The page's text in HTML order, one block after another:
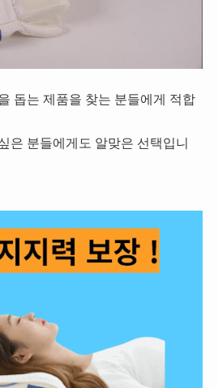
돕는 제품을 찾는 분들에게 적합
은 분들에게도 알맞은 선택입니